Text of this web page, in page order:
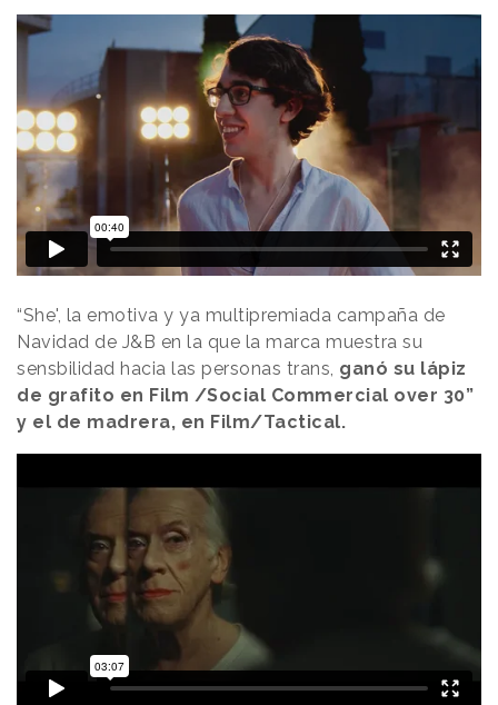
“She', la emotiva y ya multipremiada campaña de
Navidad de J&B en la que la marca muestra su
sensbilidad hacia las personas trans, ganó su lápiz
de grafito en Film /Social Commercial over 30”
y el de madrera, en Film/Tactical.